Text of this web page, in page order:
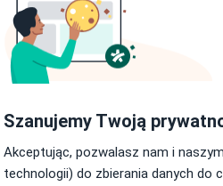
200 zł
Szanujemy Twoją
Akceptując, pozwalasz nam i
technologii) do zbierania danych